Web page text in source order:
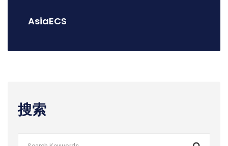
AsiaECS
搜索